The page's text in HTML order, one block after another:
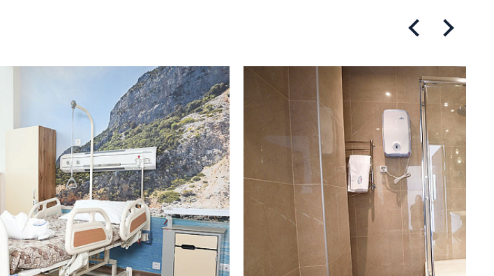
Комплексные методы лечения опухолей